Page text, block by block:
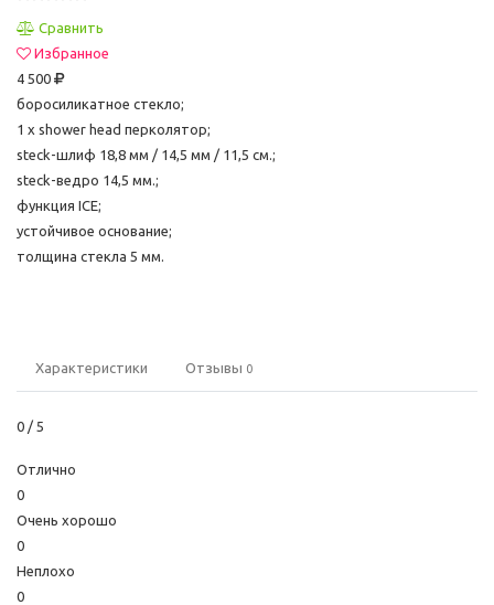
Сравнить
Избранное
4 500
боросиликатное стекло;
1 х shower head перколятор;
steck-шлиф 18,8 мм / 14,5 мм / 11,5 см.;
steck-ведро 14,5 мм.;
функция ICE;
устойчивое основание;
толщина стекла 5 мм.
Характеристики Отзывы 0
0 / 5
Отлично
0
Очень хорошо
0
Неплохо
0